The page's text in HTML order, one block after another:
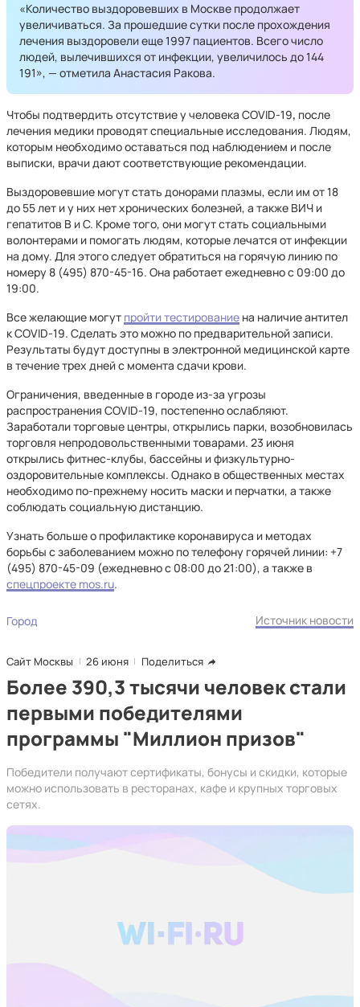
«Количество выздоровевших в Москве продолжает
увеличиваться. За прошедшие сутки после прохождения
лечения выздоровели еще 1997 пациентов. Всего число
людей, вылечившихся от инфекции, увеличилось до 144
191», — отметила Анастасия Ракова.
Чтобы подтвердить отсутствие у человека COVID-19, после
лечения медики проводят специальные исследования. Людям,
которым необходимо оставаться под наблюдением и после
выписки, врачи дают соответствующие рекомендации.
Выздоровевшие могут стать донорами плазмы, если им от 18
до 55 лет и у них нет хронических болезней, а также ВИЧ и
гепатитов В и С. Кроме того, они могут стать социальными
волонтерами и помогать людям, которые лечатся от инфекции
на дому. Для этого следует обратиться на горячую линию по
номеру 8 (495) 870-45-16. Она работает ежедневно с 09:00 до
19:00.
Все желающие могут пройти тестирование на наличие антител
к COVID-19. Сделать это можно по предварительной записи.
Результаты будут доступны в электронной медицинской карте
в течение трех дней с момента сдачи крови.
Ограничения, введенные в городе из-за угрозы
распространения COVID-19, постепенно ослабляют.
Заработали торговые центры, открылись парки, возобновилась
торговля непродовольственными товарами. 23 июня
открылись фитнес-клубы, бассейны и физкультурно-
оздоровительные комплексы. Однако в общественных местах
необходимо по-прежнему носить маски и перчатки, а также
соблюдать социальную дистанцию.
Узнать больше о профилактике коронавируса и методах
борьбы с заболеванием можно по телефону горячей линии: +7
(495) 870-45-09 (ежедневно с 08:00 до 21:00), а также в
спецпроекте mos.ru.
Город Источник новости
Сайт Москвы 26 июня Поделиться
Более 390,3 тысячи человек стали
первыми победителями
программы "Миллион призов"
Победители получают сертификаты, бонусы и скидки, которые
можно использовать в ресторанах, кафе и крупных торговых
сетях.